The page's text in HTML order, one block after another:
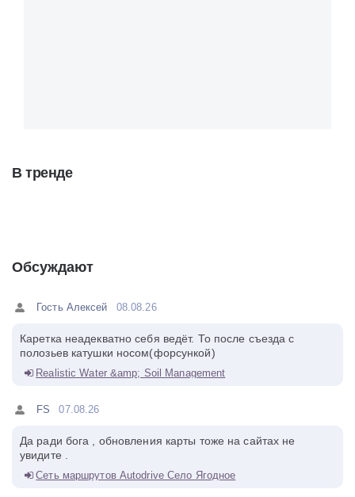
В тренде
Обсуждают
Гость Алексей 08.08.26
Каретка неадекватно себя ведёт. То после съезда с
полозьев катушки носом(форсункой)
Realistic Water &amp; Soil Management
FS 07.08.26
Да ради бога , обновления карты тоже на сайтах не
увидите .
Сеть маршрутов Autodrive Село Ягодное